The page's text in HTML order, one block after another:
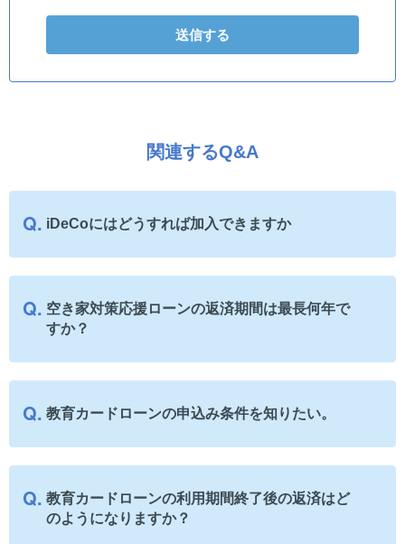
関連するQ&A
iDeCoにはどうすれば加入できますか
空き家対策応援ローンの返済期間は最長何年で
すか？
教育カードローンの申込み条件を知りたい。
教育カードローンの利用期間終了後の返済はど
のようになりますか？